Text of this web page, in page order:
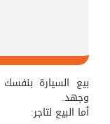
بيع السيارة
وجهد.
أما البيع لتاجر: